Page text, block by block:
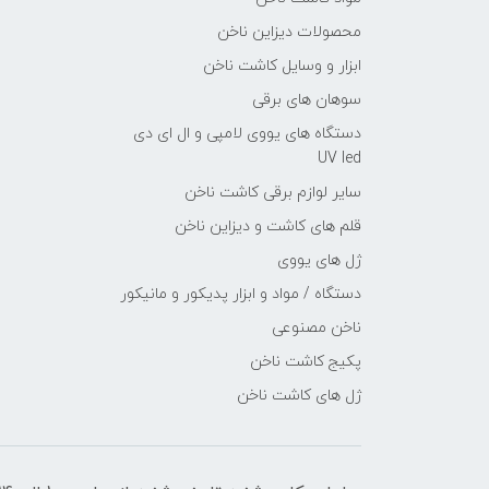
محصولات دیزاین ناخن
ابزار و وسایل کاشت ناخن
سوهان های برقی
دستگاه های یووی لامپی و ال ای دی
UV led
سایر لوازم برقی کاشت ناخن
قلم های کاشت و دیزاین ناخن
ژل های یووی
دستگاه / مواد و ابزار پدیکور و مانیکور
ناخن مصنوعی
پکیج کاشت ناخن
ژل های کاشت ناخن